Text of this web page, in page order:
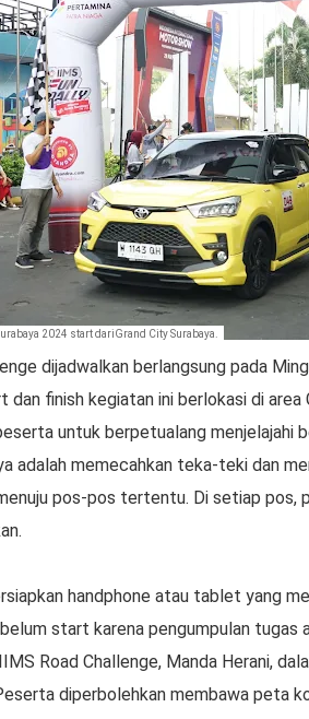
2024 start dariGrand City Surabaya.
dijadwalkan berlangsung pada
dan finish kegiatan ini berlokasi di area
untuk berpetualang menjelajahi
adalah memecahkan teka-teki dan
pos-pos tertentu. Di setiap pos,
handphone atau tablet yang
start karena pengumpulan tugas
Road Challenge, Manda Herani,
diperbolehkan membawa peta